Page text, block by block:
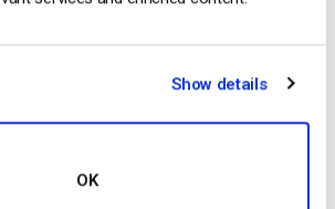
Show details
OK